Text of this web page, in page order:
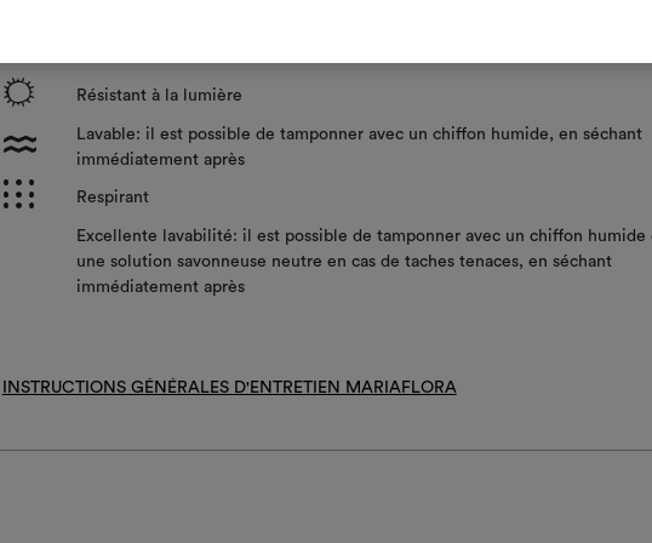
i Résistant à la lumière
l
Lavable: il est possible de tamponner avec un chiffon humide, en séchant
immédiatement après
p Respirant
Excellente lavabilité: il est possible de tamponner avec un chiffon humide
une solution savonneuse neutre en cas de taches tenaces, en séchant
immédiatement après
INSTRUCTIONS GÉNÉRALES D'ENTRETIEN MARIAFLORA